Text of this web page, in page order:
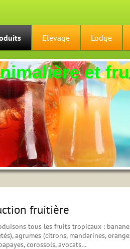
Elevage Lodge
et
fruitière
tous les fruits tropicaux :
agrumes (citrons, mandarines,
corossols, avocats…